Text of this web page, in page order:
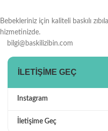
Bebekleriniz için kaliteli baskılı
hizmetinizde.
bilgi@baskilizibin.com
İLETIŞIME GEÇ
Instagram
İletişime Geç